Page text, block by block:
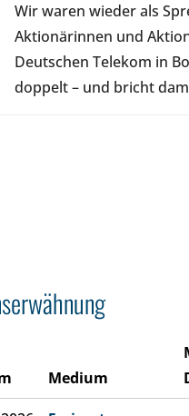
Wir waren wieder als
Aktionärinnen und
Deutschen Telekom in
doppelt – und bricht
Medium